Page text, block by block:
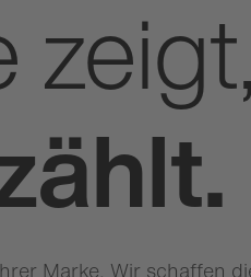
Marke. Wir schaffen